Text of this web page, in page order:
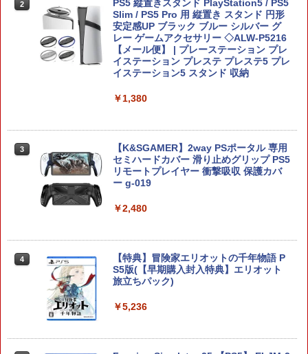
2
[メール便OK]【新品】【NS2H】ゲーム
用アナログスティックカバー リラック
マ すやすやコリラックマ[在庫品]
￥750
[メール便OK]【新品】【NS2H】ゲーム
￥750
用アナログスティックカバー コリラッ
￥750
キャラクターEVAポーチ for ニンテンド
2
PS5 縦置きスタンド PlayStation5 / PS5
Slim / PS5 Pro 用 縦置き スタンド 円形
安定感UP ブラック ブルー シルバー グ
レー ゲームアクセサリー ◇ALW-P5216
【メール便】 | プレーステーション プレ
イステーション プレステ プレステ5 プレ
イステーション5 スタンド 収納
￥1,380
3
【K&SGAMER】2way PSポータル 専用
セミハードカバー 滑り止めグリップ PS5
リモートプレイヤー 衝撃吸収 保護カバ
ー g-019
￥2,480
4
【特典】冒険家エリオットの千年物語 P
S5版(【早期購入封入特典】エリオット
旅立ちパック)
￥5,236